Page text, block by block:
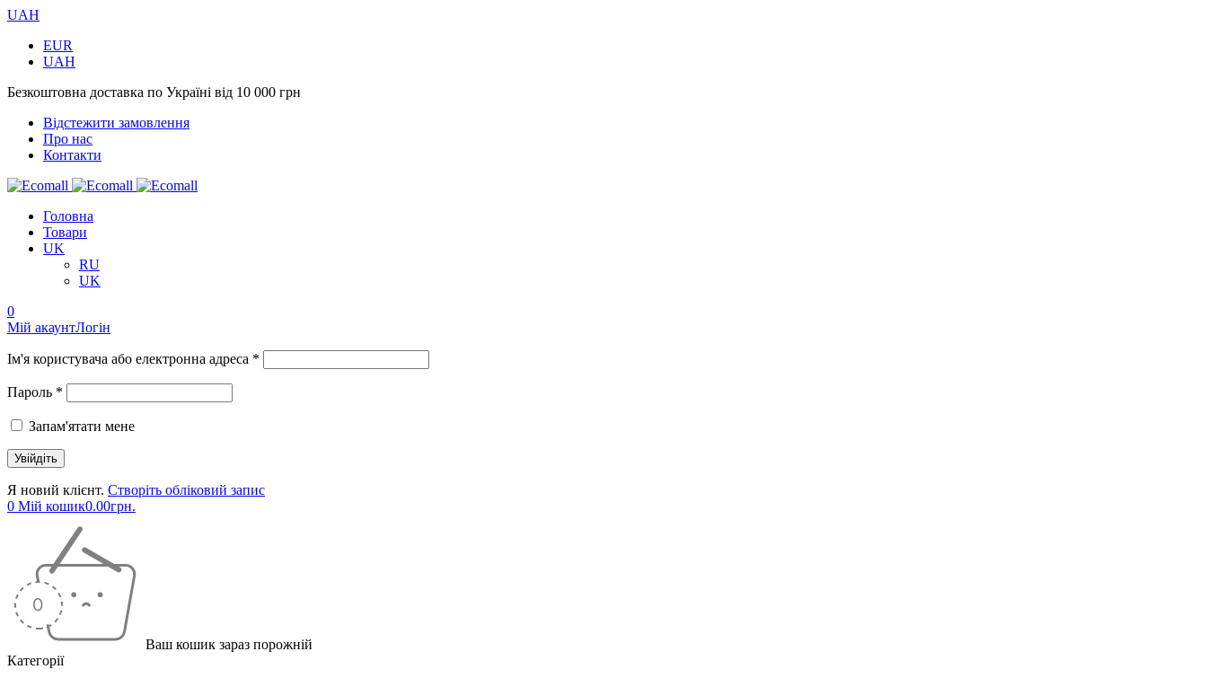
UAH
EUR
UAH
Безкоштовна доставка по Україні від 10 000 грн
Відстежити замовлення
Про нас
Контакти
Головна
Товари
UK
RU
UK
0
Мій акаунтЛогін
Ім'я користувача або електронна адреса *
Пароль *
Запам'ятати мене
Я новий клієнт. Створіть обліковий запис
0 Мій кошик0.00грн.
Ваш кошик зараз порожній
Категорії